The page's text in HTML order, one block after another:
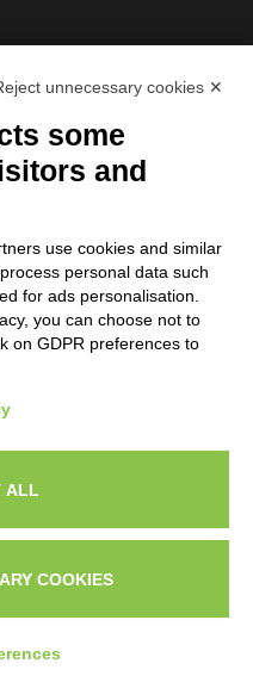
Torino,
a Risposta
USPrivacy Policy
unnecessary cookies ✕
some
and
use cookies and similar
personal data such
for ads personalisation.
you can choose not to
on GDPR preferences to
ALL
COOKIES